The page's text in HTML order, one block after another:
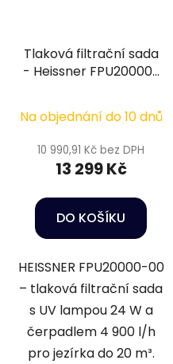
Tlaková filtrační sada
- Heissner FPU20000-
Na objednání do 10 dnů
10 990,91 Kč bez DPH
13 299 Kč
DO KOŠÍKU
HEISSNER FPU20000-00
– tlaková filtrační sada
s UV lampou 24 W a
čerpadlem 4 900 l/h
pro jezírka do 20 m³.